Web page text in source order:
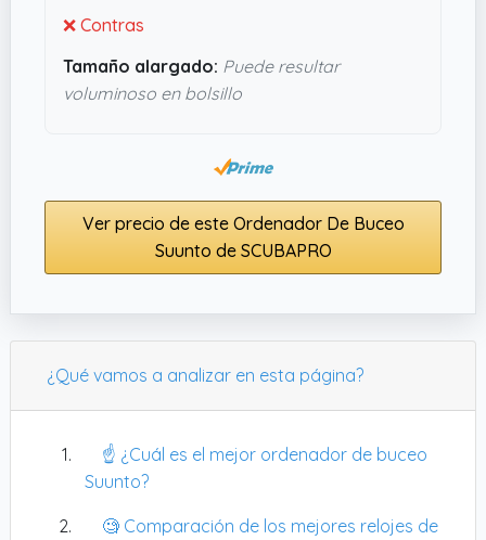
❌ Contras
Tamaño alargado: Puede resultar
voluminoso en bolsillo
Ver precio de este Ordenador De Buceo
Suunto de SCUBAPRO
¿Qué vamos a analizar en esta página?
☝️ ¿Cuál es el mejor ordenador de buceo
Suunto?
🧐 Comparación de los mejores relojes de